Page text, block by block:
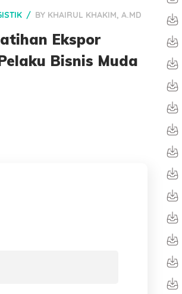
BY KHAIRUL KHAKIM, A.MD
Ekspor
Bisnis Muda